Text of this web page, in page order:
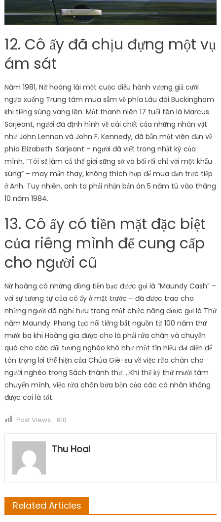
12. Cô ấy đã chịu đựng một vụ
ám sát
Năm 1981, Nữ hoàng lái một cuộc diễu hành vương giả cưỡi
ngựa xuống Trung tâm mua sắm về phía Lâu đài Buckingham
khi tiếng súng vang lên. Một thanh niên 17 tuổi tên là Marcus
Sarjeant, người đã định hình về cái chết của những nhân vật
như John Lennon và John F. Kennedy, đã bắn một viên đạn về
phía Elizabeth. Sarjeant – người đã viết trong nhật ký của
mình, “Tôi sẽ làm cả thế giới sững sờ và bối rối chỉ với một khẩu
súng” – may mắn thay, không thích hợp để mua đạn trực tiếp
ở Anh. Tuy nhiên, anh ta phải nhận bản án 5 năm tù vào tháng
10 năm 1984.
13. Cô ấy có tiền mặt đặc biệt
của riêng mình để cung cấp
cho người cũ
Nữ hoàng có những đồng tiền bạc được gọi là “Maundy Cash” –
với sự tương tự của cô ấy ở mặt trước – đã được trao cho
những người đã nghỉ hưu trong một chức năng được gọi là Thứ
năm Maundy. Phong tục nổi tiếng bắt nguồn từ 100 năm thứ
mười ba khi Hoàng gia được cho là phải rửa chân và chuyển
quà cho các đối tượng nghèo khó như một tín hiệu đại diện để
tôn trọng lời thể hiện của Chúa Giê-su về việc rửa chân cho
người nghèo trong Sách thánh thư. . Khi thế kỷ thứ mười tám
chuyển mình, việc rửa chân bừa bộn của các cá nhân không
được coi là tốt.
Post Views: 810
Thu Hoai
Related Articles